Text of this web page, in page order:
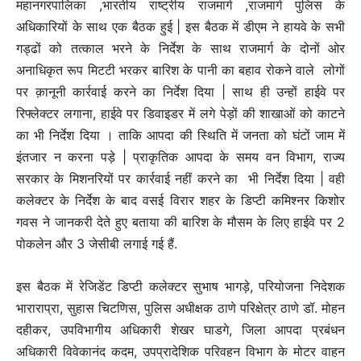
महानगरपालिका ,भारतीय राष्ट्रीय राजमार्ग ,राजमार्ग पुलिस के
अधिकारियों के साथ एक बैठक हुई | इस बैठक में डीएम ने हायवे के सभी
गड्ढों को तत्काल भरने के निर्देश के साथ राजमार्ग के दोनों ओर
अनाधिकृत रूप मिटटी भरकर बारिश के पानी का बहाव रोकने वाले लोगों
पर क़ानूनी कार्रवाई करने का निर्देश दिया | साथ ही उन्हों हाईवे पर
रिफ्लेक्टर लगाना, हाईवे पर डिवाइडर में लगे पेड़ों की शाखाओं को काटने
का भी निर्देश दिया । ताकि आपदा की स्थिति में जनता को घंटों जाम में
इंतजार न करना पड़े | प्राकृतिक आपदा के समय वन विभाग, राज्य
सरकार के मिशनरियों पर कार्रवाई नहीं करने का भी निर्देश दिया | वही
कलेक्टर के निर्देश के बाद वसई विरार शहर के डिप्टी कमिश्नर किशोर
गवस ने जानकरी देते हुए बताया की बारिश के मौसम के लिए हाईवे पर 2
पोकलेन और 3 जेसीबी लगाई गई हैं.
इस बैठक में रेजिडेंट डिप्टी कलेक्टर सुभाष भागड़े, परियोजना निदेशक
भाराराप्रा, सुहास चिटणिस, पुलिस अधीक्षक ठाणे परिक्षेत्र ठाणे डॉ. मोहन
दहीकर, उपविभागीय अधिकारी शेखर घाडगे, जिला आपदा प्रबंधन
अधिकारी विवेकानंद कदम, उपप्रादेशिक परिवहन विभाग के मोटर वाहन